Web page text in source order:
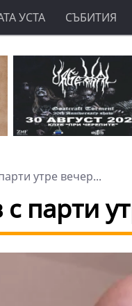
УСТА СЪБИТИЯ
утре вечер...
парти